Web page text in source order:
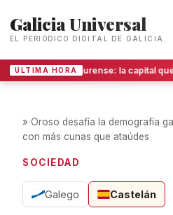
Galicia Universal
EL PERIÓDICO DIGITAL DE GALICIA
ÚLTIMA HORAOurense: la capital que
» Oroso desafía la demografía
con más cunas que ataúdes
SOCIEDAD
Galego Castelán